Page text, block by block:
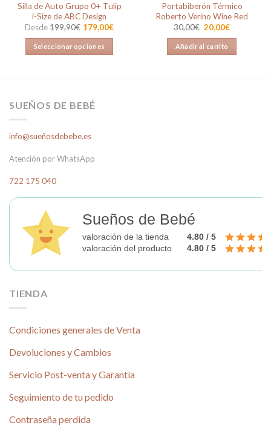
Silla de Auto Grupo 0+ Tulip
i-Size de ABC Design
Desde199,90€ 179,00€
Seleccionar opciones
múltiples
variantes.
opciones
pueden
la
página
de
producto
Portabiberón Térmico
Roberto Verino Wine Red
30,00€ El
precio
original
era:
30,00€.
20,00€El
20,00€.
Añadir al carrito
SUEÑOS DE BEBÉ
info@sueñosdebebe.es
Atención por WhatsApp
722 175 040
Sueños de Bebé
valoración de la tienda
4.80 / 5
valoración del producto
4.80 / 5
TIENDA
Condiciones generales de Venta
Devoluciones y Cambios
Servicio Post-venta y Garantía
Seguimiento de tu pedido
Contraseña perdida